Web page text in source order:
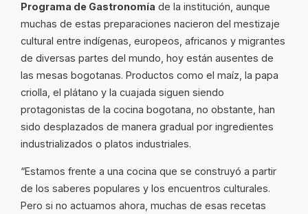
Programa de Gastronomía de la institución, aunque
muchas de estas preparaciones nacieron del mestizaje
cultural entre indígenas, europeos, africanos y migrantes
de diversas partes del mundo, hoy están ausentes de
las mesas bogotanas. Productos como el maíz, la papa
criolla, el plátano y la cuajada siguen siendo
protagonistas de la cocina bogotana, no obstante, han
sido desplazados de manera gradual por ingredientes
industrializados o platos industriales.
“Estamos frente a una cocina que se construyó a partir
de los saberes populares y los encuentros culturales.
Pero si no actuamos ahora, muchas de esas recetas